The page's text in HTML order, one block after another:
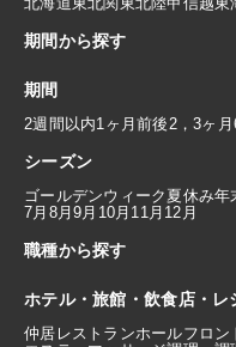
期間から探す
期間
2週間以内1ヶ月前後 2，3ヶ月
シーズン
ゴールデンウィーク 夏休み年
7月 8月9月 10月 11月 12月
職種から探す
ホテル・旅館・飲食店・レ
仲居 レストランホールフロン